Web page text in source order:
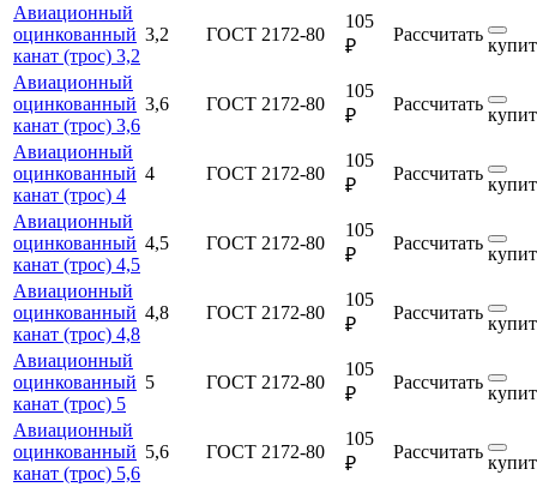
Авиационный
оцинкованный
канат (трос) 3,2
3,2 ГОСТ 2172-80
105
₽
Рассчитать
Авиационный
оцинкованный
канат (трос) 3,6
3,6 ГОСТ 2172-80
105
₽
Рассчитать
Авиационный
оцинкованный
канат (трос) 4
4 ГОСТ 2172-80
105
₽
Рассчитать
Авиационный
оцинкованный
канат (трос) 4,5
4,5 ГОСТ 2172-80
105
₽
Рассчитать
Авиационный
оцинкованный
канат (трос) 4,8
4,8 ГОСТ 2172-80
105
₽
Рассчитать
Авиационный
оцинкованный
канат (трос) 5
5 ГОСТ 2172-80
105
₽
Рассчитать
Авиационный
оцинкованный
канат (трос) 5,6
5,6 ГОСТ 2172-80
105
₽
Рассчитать